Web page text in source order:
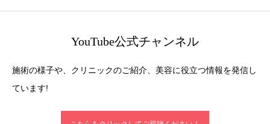
YouTube公式チャンネル
施術の様子や、クリニックのご紹介、美容に役立つ情報を発信し
ています!